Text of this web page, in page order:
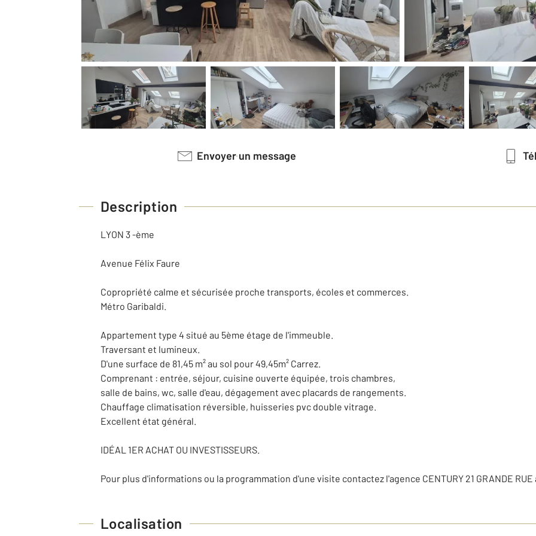
Envoyer un message
Description
LYON 3 -ème
Avenue Félix Faure
Copropriété calme et sécurisée proche transports, écoles et commerces.
Métro Garibaldi.
Appartement type 4 situé au 5ème étage de l'immeuble.
Traversant et lumineux.
D'une surface de 81,45 m² au sol pour 49,45m² Carrez.
Comprenant : entrée, séjour, cuisine ouverte équipée, trois chambres,
salle de bains, wc, salle d'eau, dégagement avec placards de rangements.
Chauffage climatisation réversible, huisseries pvc double vitrage.
Excellent état général.
IDÉAL 1ER ACHAT OU INVESTISSEURS.
Pour plus d'informations ou la programmation d'une visite contactez l'agence CENTURY 21 GRANDE RUE
Localisation